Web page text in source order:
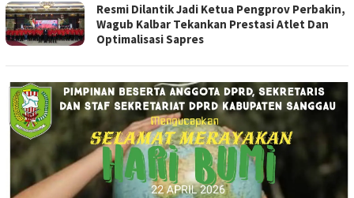
Resmi Dilantik Jadi Ketua Pengprov Perbakin,
Wagub Kalbar Tekankan Prestasi Atlet Dan
Optimalisasi Sapres